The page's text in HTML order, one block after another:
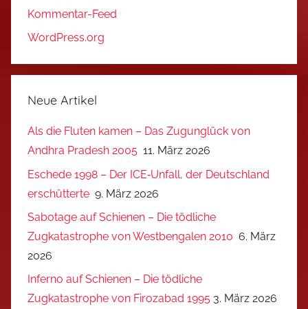
Kommentar-Feed
WordPress.org
Neue Artikel
Als die Fluten kamen – Das Zugunglück von
Andhra Pradesh 2005 11. März 2026
Eschede 1998 – Der ICE‑Unfall, der Deutschland
erschütterte 9. März 2026
Sabotage auf Schienen – Die tödliche
Zugkatastrophe von Westbengalen 2010 6. März
2026
Inferno auf Schienen – Die tödliche
Zugkatastrophe von Firozabad 1995 3. März 2026